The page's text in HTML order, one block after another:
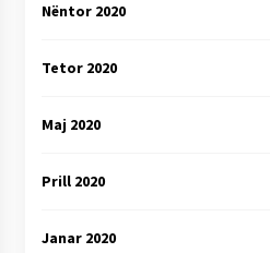
Nëntor 2020
Tetor 2020
Maj 2020
Prill 2020
Janar 2020